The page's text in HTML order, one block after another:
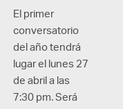
El primer
conversatorio
del año tendrá
lugar el lunes 27
de abril a las
7:30 pm. Será